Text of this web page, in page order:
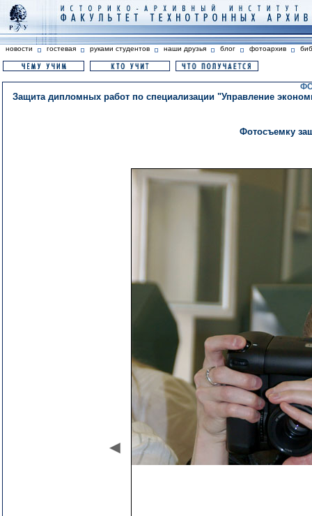
новости гостевая руками студентов наши друзья блог фотоархив
Защита дипломных работ по специализации "Управление
Фотосъемку